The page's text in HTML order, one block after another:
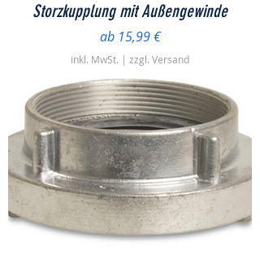
Storzkupplung mit Außengewinde
ab 15,99 €
Sale-Preis
inkl. MwSt. | zzgl. Versand